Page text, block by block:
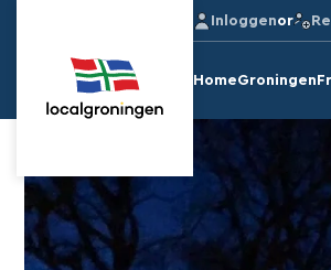
Inloggenor
HomeGroningen